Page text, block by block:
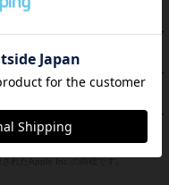
45 PT
PT
42 PT